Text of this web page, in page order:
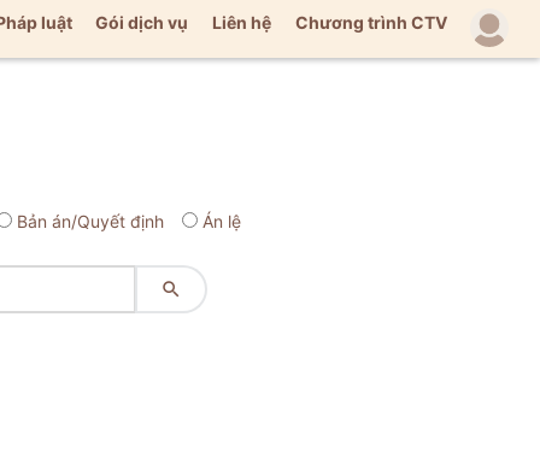
luật Gói dịch vụ Liên hệ Chương trình CTV
Bản án/Quyết định Án lệ
